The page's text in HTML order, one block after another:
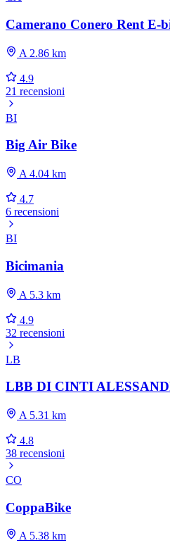
Camerano Conero Rent E-
A 2.86 km
4.9
21 recensioni
BI
Big Air Bike
A 4.04 km
4.7
6 recensioni
BI
Bicimania
A 5.3 km
4.9
32 recensioni
LB
LBB DI CINTI
A 5.31 km
4.8
38 recensioni
CO
CoppaBike
A 5.38 km